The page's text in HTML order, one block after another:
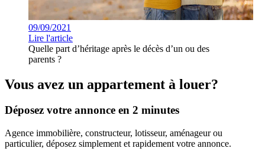
09/09/2021
Lire l'article
Quelle part d’héritage après le décès d’un ou des
parents ?
Vous avez un appartement à louer?
Déposez votre annonce en 2 minutes
Agence immobilière, constructeur, lotisseur, aménageur ou
particulier, déposez simplement et rapidement votre annonce.